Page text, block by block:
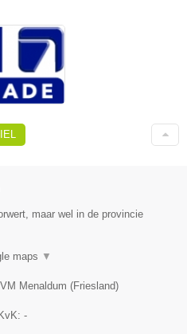
maar wel in de provincie
maps ▼
Menaldum (Friesland)
-